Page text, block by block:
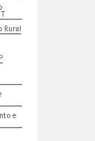
Rural
e